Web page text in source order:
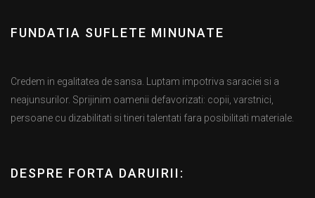
FUNDATIA SUFLETE MINUNATE
Credem in egalitatea de sansa. Luptam impotriva saraciei si a
neajunsurilor. Sprijinim oamenii defavorizati: copii, varstnici,
persoane cu dizabilitati si tineri talentati fara posibilitati materiale.
DESPRE FORTA DARUIRII: